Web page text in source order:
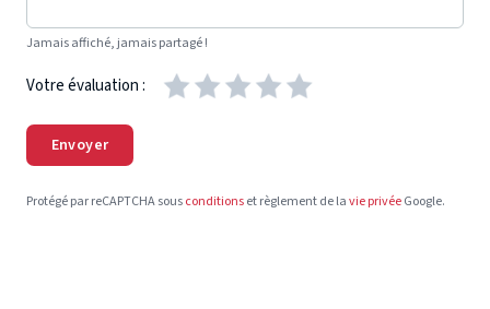
Jamais affiché, jamais partagé !
Votre évaluation :
Envoyer
Protégé par reCAPTCHA sousconditionset règlement de lavie privéeGoogle.